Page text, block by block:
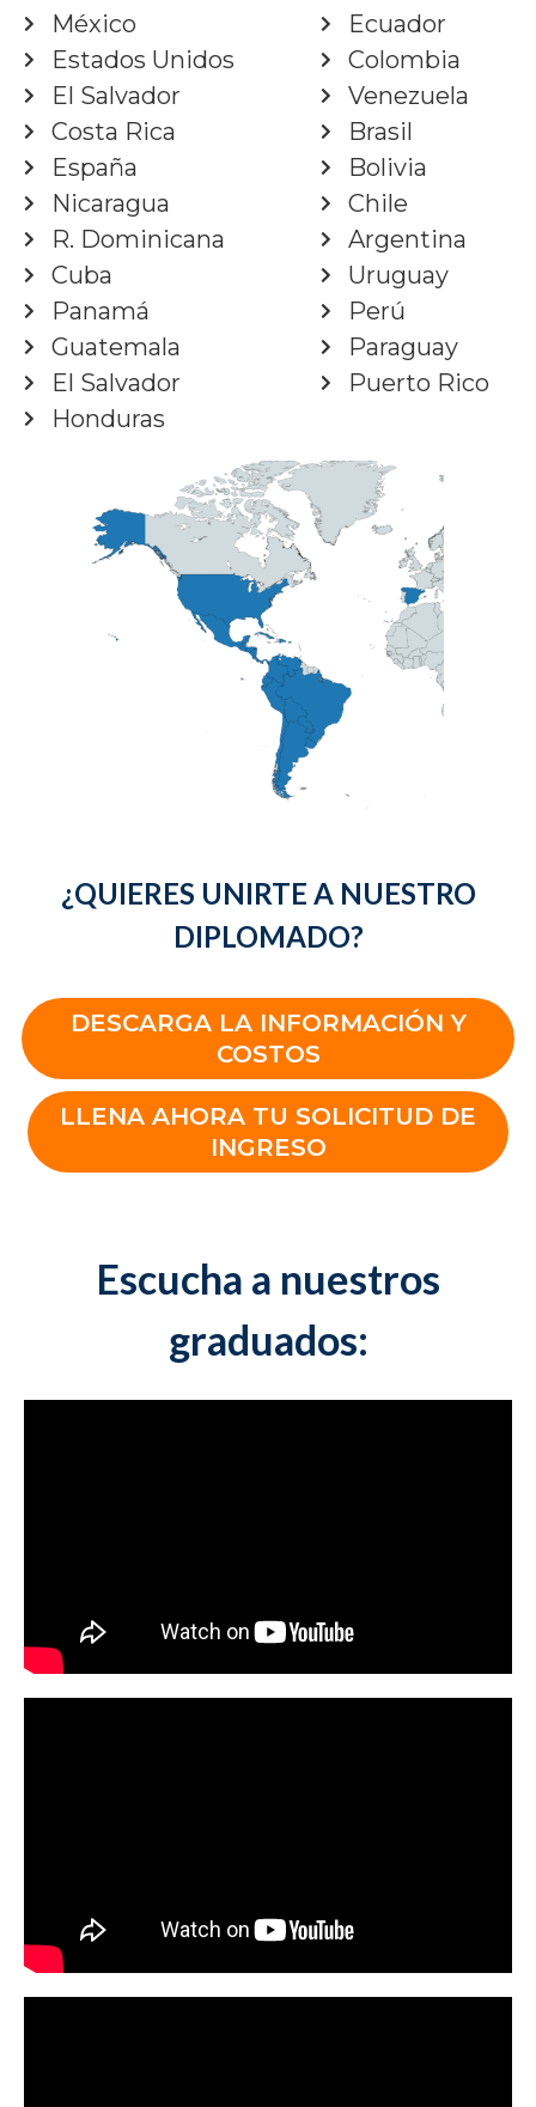
México
Estados Unidos
El Salvador
Costa Rica
España
Nicaragua
R. Dominicana
Cuba
Panamá
Guatemala
El Salvador
Honduras
Ecuador
Colombia
Venezuela
Brasil
Bolivia
Chile
Argentina
Uruguay
Perú
Paraguay
Puerto Rico
¿QUIERES UNIRTE A NUESTRO
DIPLOMADO?
DESCARGA LA INFORMACIÓN Y
COSTOS
LLENA AHORA TU SOLICITUD DE
INGRESO
Escucha a nuestros
graduados: